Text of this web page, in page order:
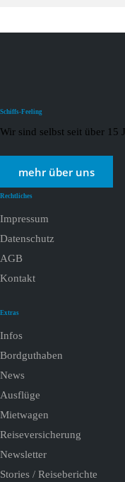
Schiffs-Feeling
Wir sind selbst seit über 15
mehr über uns
Rechtliches
Impressum
Datenschutz
AGB
Kontakt
Extras
Infos
Bordguthaben
News
Ausflüge
Mietwagen
Reiseversicherung
Newsletter
Stories / Reiseberichte